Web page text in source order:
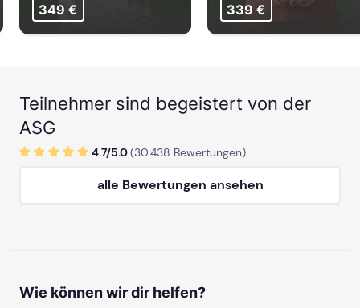
349 € 339 €
Teilnehmer sind begeistert von der
ASG
4.7/5.0(30.438 Bewertungen)
alle Bewertungen ansehen
Wie können wir dir helfen?